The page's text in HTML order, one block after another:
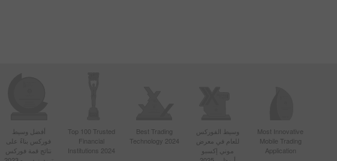
Most Innovative
Mobile Trading
Application
وسيط الفوركس
للعام في معرض
موني إكسبو
Best Trading
Technology 2024
Top 100 Trusted
Financial
Institutions 2024
أفضل وسيط
فوركس بناءً على
نتائج قمة فوركس